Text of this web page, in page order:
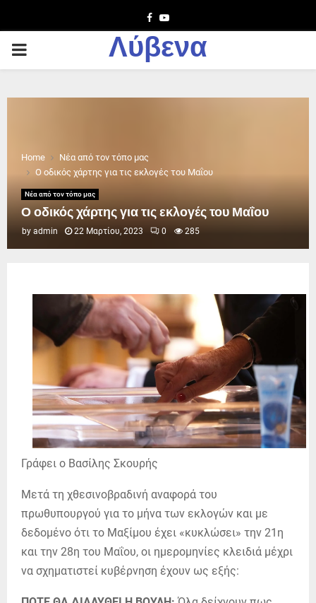
Facebook
Youtube
PRIMARY
Λύβενα
Home
Νέα από τον τόπο μας
Ο οδικός χάρτης για τις εκλογές του Μαΐου
Νέα από τον τόπο μας
Ο οδικός χάρτης για τις εκλογές του Μαΐου
by admin 22 Μαρτίου, 2023 0 285
Γράφει ο Βασίλης Σκουρής
Μετά τη χθεσινοβραδινή αναφορά του
πρωθυπουργού για το μήνα των εκλογών και με
δεδομένο ότι το Μαξίμου έχει «κυκλώσει» την 21η
και την 28η του Μαΐου, οι ημερομηνίες κλειδιά μέχρι
να σχηματιστεί κυβέρνηση έχουν ως εξής: